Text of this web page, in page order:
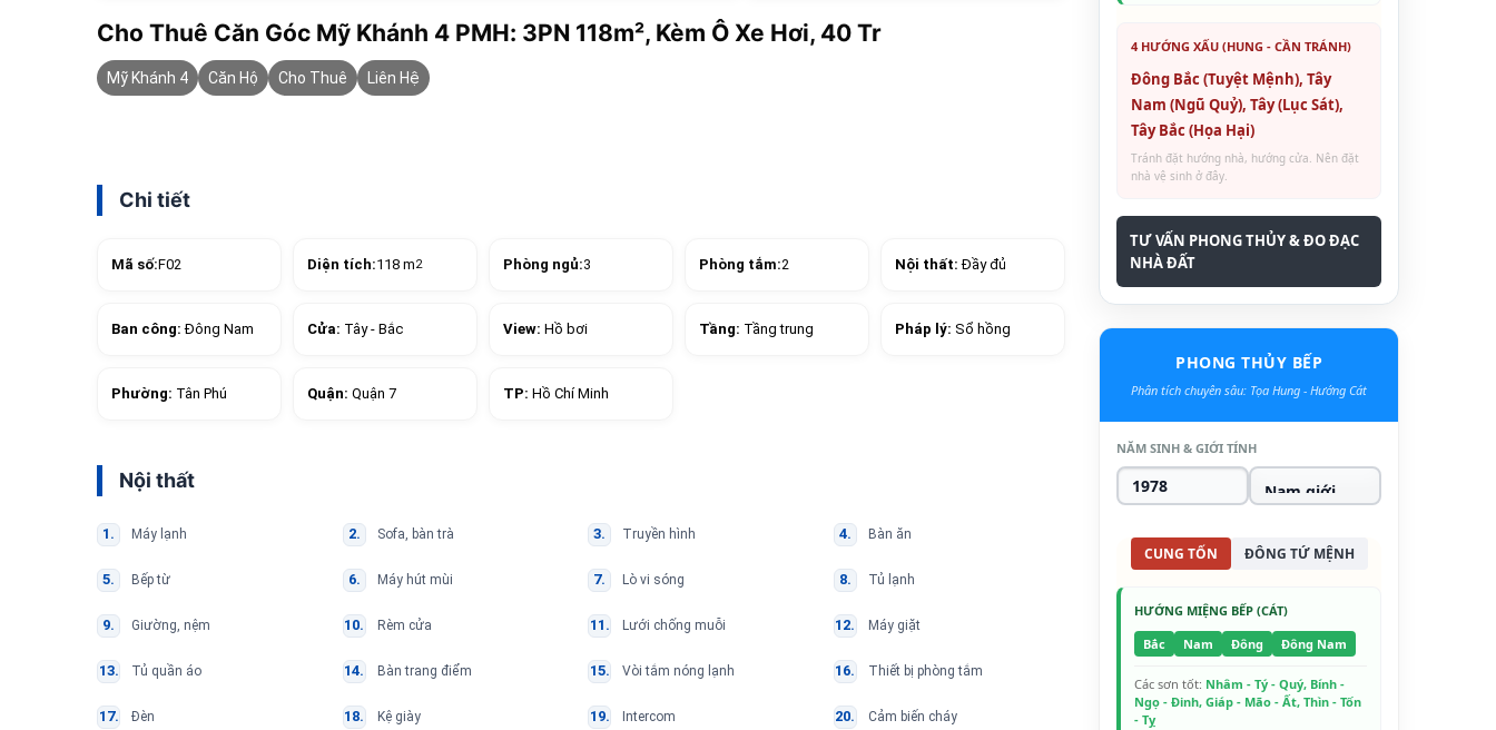
Cho Thuê Căn Góc Mỹ Khánh 4 PMH: 3PN 118m², Kèm Ô Xe Hơi, 40 Tr
Mỹ Khánh 4 Căn Hộ Cho Thuê Liên Hệ
Chi tiết
Mã số:F02 Diện tích:118 m2 Phòng ngủ:3 Phòng tắm:2 Nội thất:Đầy đủ
Ban công:Đông Nam Cửa: Tây - Bắc View: Hồ bơi Tầng: Tầng trung Pháp lý: Sổ hồng
Phường: Tân Phú Quận: Quận 7 TP: Hồ Chí Minh
Nội thất
Máy lạnh Sofa, bàn trà Truyền hình Bàn ăn
Bếp từ Máy hút mùi Lò vi sóng Tủ lạnh
Giường, nệm Rèm cửa Lưới chống muỗi Máy giặt
Tủ quần áo Bàn trang điểm Vòi tắm nóng lạnh Thiết bị phòng tắm
Đèn Kệ giày Intercom Cảm biến cháy
4 HƯỚNG XẤU (HUNG - CẦN TRÁNH)
Đông Bắc (Tuyệt Mệnh), Tây
Nam (Ngũ Quỷ), Tây (Lục Sát),
Tây Bắc (Họa Hại)
Tránh đặt hướng nhà, hướng cửa. Nên đặt
nhà vệ sinh ở đây.
TƯ VẤN PHONG THỦY & ĐO ĐẠC
NHÀ ĐẤT
PHONG THỦY BẾP
Phân tích chuyên sâu: Tọa Hung - Hướng Cát
NĂM SINH & GIỚI TÍNH
CUNG TỐN ĐÔNG TỨ MỆNH
HƯỚNG MIỆNG BẾP (CÁT)
Bắc
Nam Đông Đông Nam
Các sơn tốt: Nhâm - Tý - Quý, Bính -
Ngọ - Đinh, Giáp - Mão - Ất, Thìn - Tốn
- Tỵ